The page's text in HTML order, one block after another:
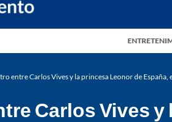
entre Carlos Vives y la princesa Leonor de España,
Carlos Vives